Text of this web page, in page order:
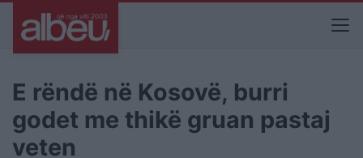
E rëndë në Kosovë, burri
godet me thikë gruan pastaj
veten